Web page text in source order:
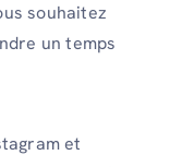
souhaitez
un temps
et